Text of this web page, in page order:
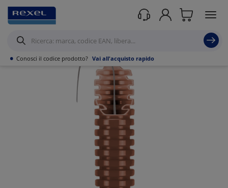
• Conosci il codice prodotto? Vai all'acquisto rapido
Prodotti /Canalizzazioni Tubo PVC,Metallo,Guaine e Accessori /Tubi
corrugati/